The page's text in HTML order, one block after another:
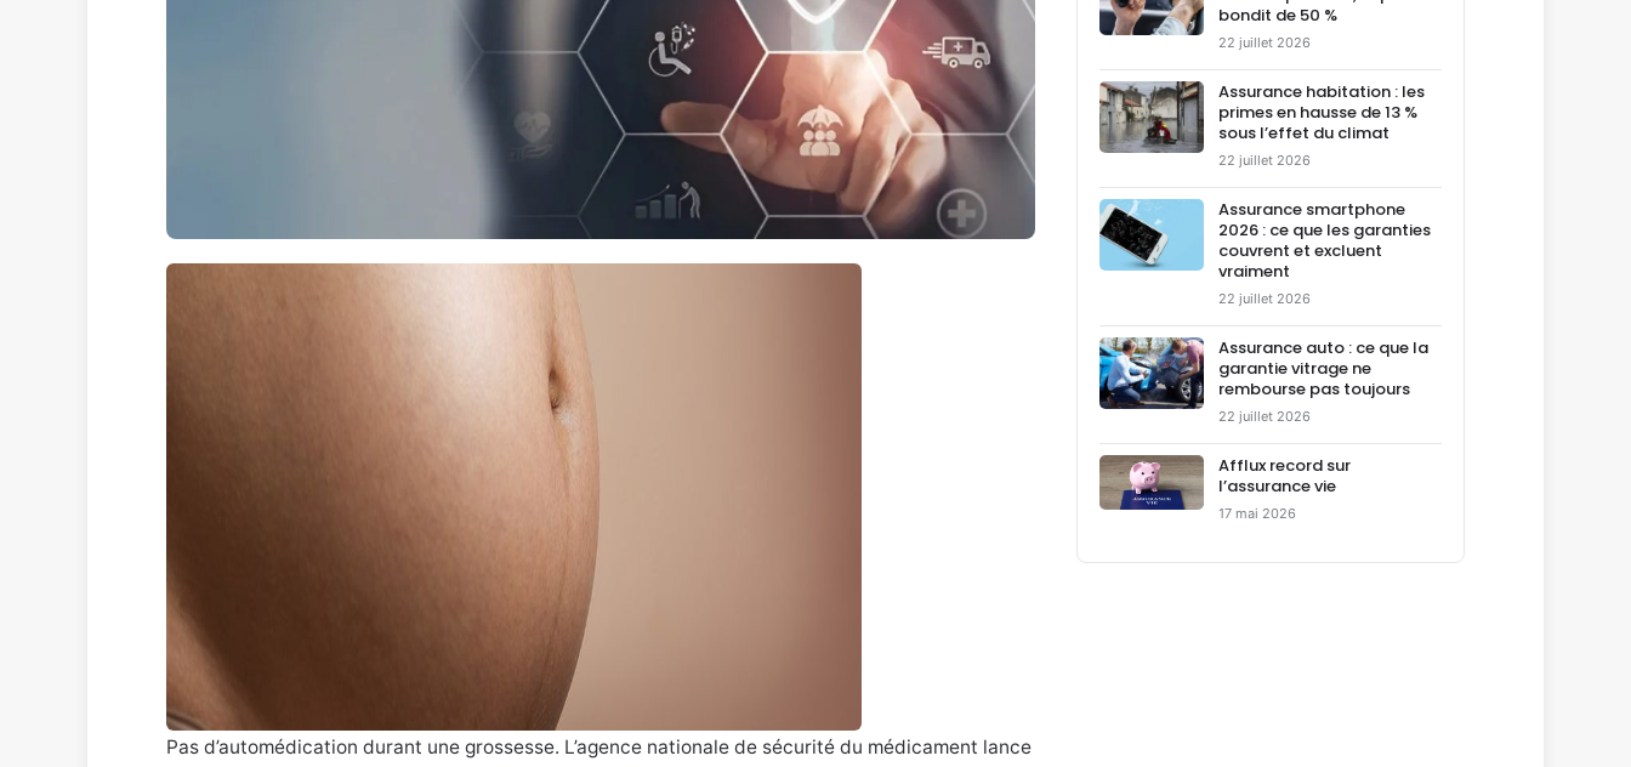
Pas d’automédication durant une grossesse. L’agence nationale de sécurité du médicament lance
bondit de 50 %
22 juillet 2026
Assurance habitation : les
primes en hausse de 13 %
sous l’effet du climat
22 juillet 2026
Assurance smartphone
2026 : ce que les garanties
couvrent et excluent
vraiment
22 juillet 2026
Assurance auto : ce que la
garantie vitrage ne
rembourse pas toujours
22 juillet 2026
Afflux record sur
l’assurance vie
17 mai 2026